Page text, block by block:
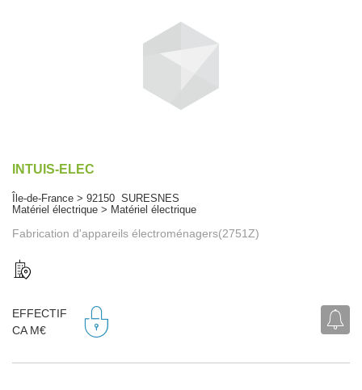
INTUIS-ELEC
Île-de-France > 92150 SURESNES
Matériel électrique > Matériel électrique
Fabrication d'appareils électroménagers(2751Z)
EFFECTIF
CA M€